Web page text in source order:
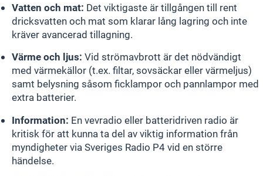
Vatten och mat: Det viktigaste är tillgången till rent
dricksvatten och mat som klarar lång lagring och inte
kräver avancerad tillagning.
Värme och ljus: Vid strömavbrott är det nödvändigt
med värmekällor (t.ex. filtar, sovsäckar eller värmeljus)
samt belysning såsom ficklampor och pannlampor med
extra batterier.
Information: En vevradio eller batteridriven radio är
kritisk för att kunna ta del av viktig information från
myndigheter via Sveriges Radio P4 vid en större
händelse.